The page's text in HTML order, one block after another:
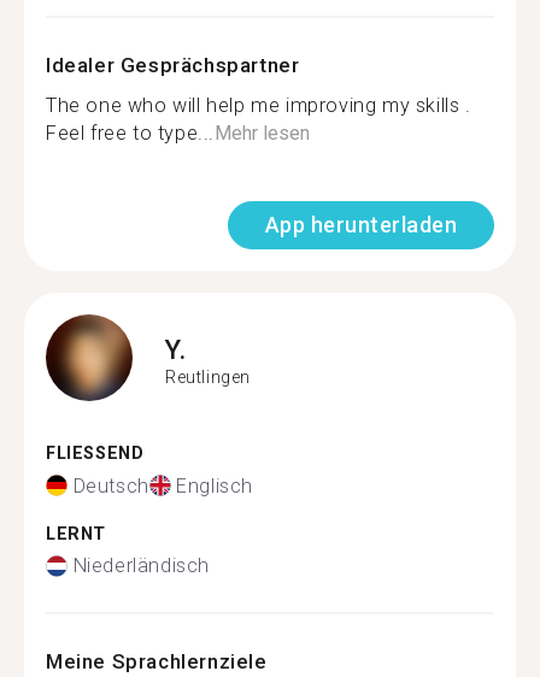
Idealer Gesprächspartner
The one who will help me improving my skills .
Feel free to type...Mehr lesen
App herunterladen
Y.
Reutlingen
FLIESSEND
Deutsch Englisch
LERNT
Niederländisch
Meine Sprachlernziele